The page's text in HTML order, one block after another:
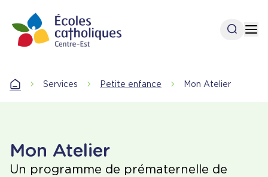
contenu
principal
Ouvrir
AccueilServices Petite enfance Mon Atelier
Mon Atelier
Un programme de prématernelle de